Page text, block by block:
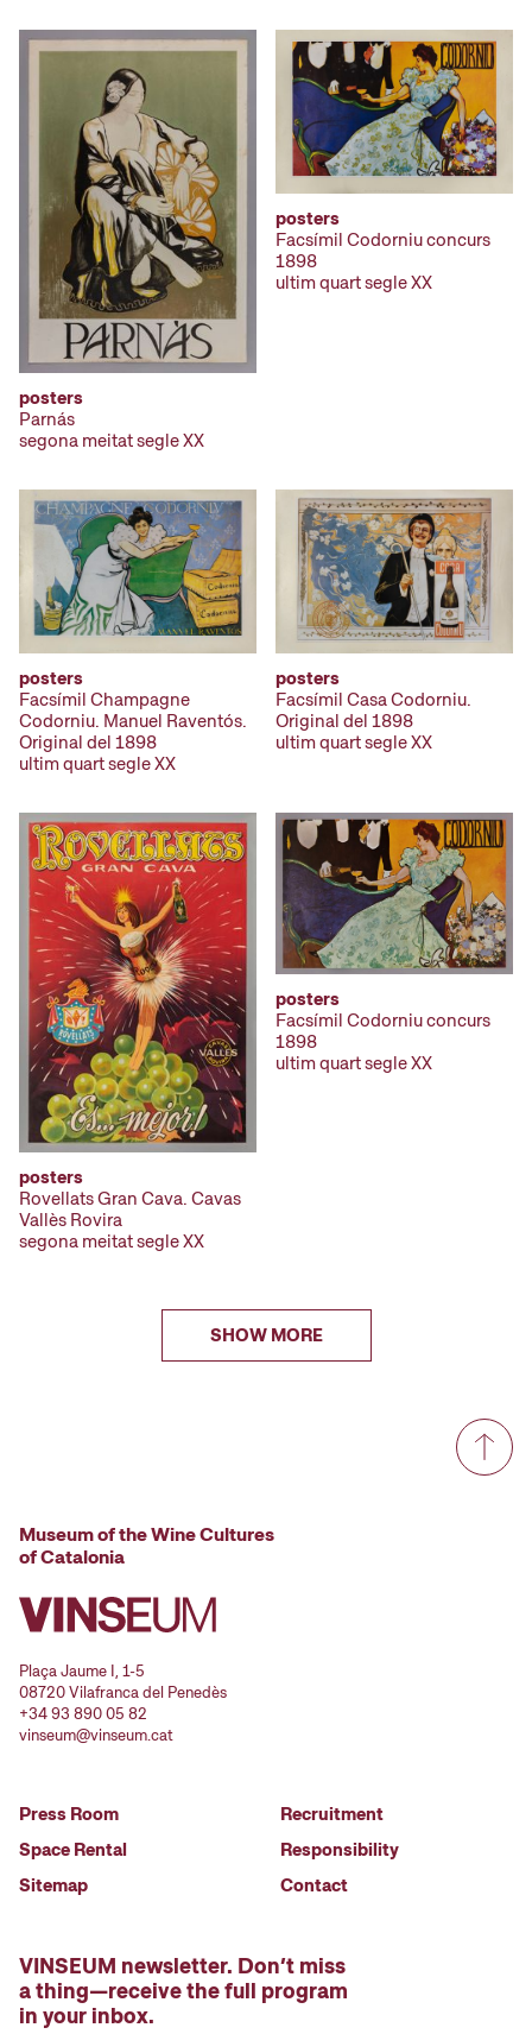
posters
Parnás
segona meitat segle XX
posters
Facsímil Codorniu concurs
1898
ultim quart segle XX
posters
Facsímil Champagne
Codorniu. Manuel Raventós.
Original del 1898
ultim quart segle XX
posters
Facsímil Casa Codorniu.
Original del 1898
ultim quart segle XX
posters
Rovellats Gran Cava. Cavas
Vallès Rovira
segona meitat segle XX
posters
Facsímil Codorniu concurs
1898
ultim quart segle XX
SHOW MORE
Museum of the Wine Cultures
of Catalonia
Plaça Jaume I, 1-5
08720 Vilafranca del Penedès
+34 93 890 05 82
vinseum@vinseum.cat
Press Room
Space Rental
Sitemap
Recruitment
Responsibility
Contact
VINSEUM newsletter. Don’t miss
a thing—receive the full program
in your inbox.